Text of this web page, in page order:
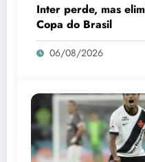
Inter perde, mas
Copa do Brasil
06/08/2026